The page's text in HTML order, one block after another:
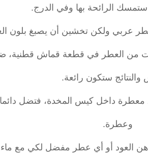
ستمسك الرائحة بها وفي الدرج.
عربي ولكن تخشين أن يصبغ بلون
من العطر في قطعة قماش قطنية،
والنتائج ستكون رائعة.
داخل كيس المخدة، فتضل
وعطرة.
أو أي عطر مفضل لكي مع ماء